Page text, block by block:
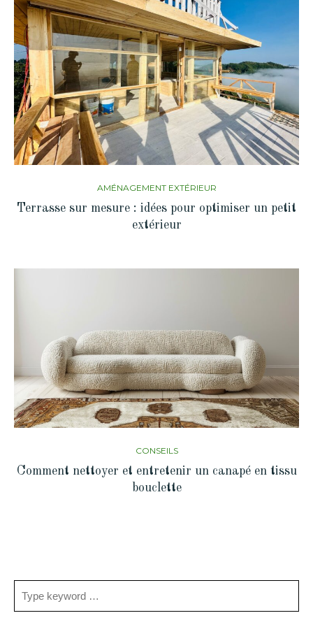
AMÉNAGEMENT EXTÉRIEUR
Terrasse sur mesure : idées pour optimiser un petit
extérieur
CONSEILS
Comment nettoyer et entretenir un canapé en tissu
bouclette